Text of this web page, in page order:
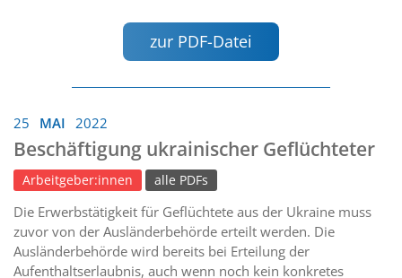
zur PDF-Datei
25 MAI 2022
Beschäftigung ukrainischer Geflüchteter
Arbeitgeber:innen alle PDFs
Die Erwerbstätigkeit für Geflüchtete aus der Ukraine muss
zuvor von der Ausländerbehörde erteilt werden. Die
Ausländerbehörde wird bereits bei Erteilung der
Aufenthaltserlaubnis, auch wenn noch kein konkretes